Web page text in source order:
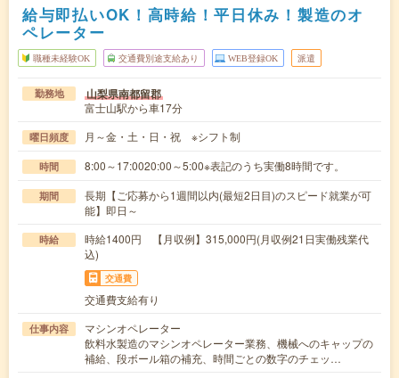
給与即払いOK！高時給！平日休み！製造のオ
ペレーター
職種未経験OK 交通費別途支給あり WEB登録OK 派遣
勤務地 山梨県南都留郡
富士山駅から車17分
曜日頻度 月～金・土・日・祝 ※シフト制
時間 8:00～17:0020:00～5:00※表記のうち実働8時間です。
期間
長期【ご応募から1週間以内(最短2日目)のスピード就業が可
能】即日～
時給
時給1400円 【月収例】315,000円(月収例21日実働残業代
込)
交通費
交通費支給有り
仕事内容
マシンオペレーター
飲料水製造のマシンオペレーター業務、機械へのキャップの
補給、段ボール箱の補充、時間ごとの数字のチェッ…